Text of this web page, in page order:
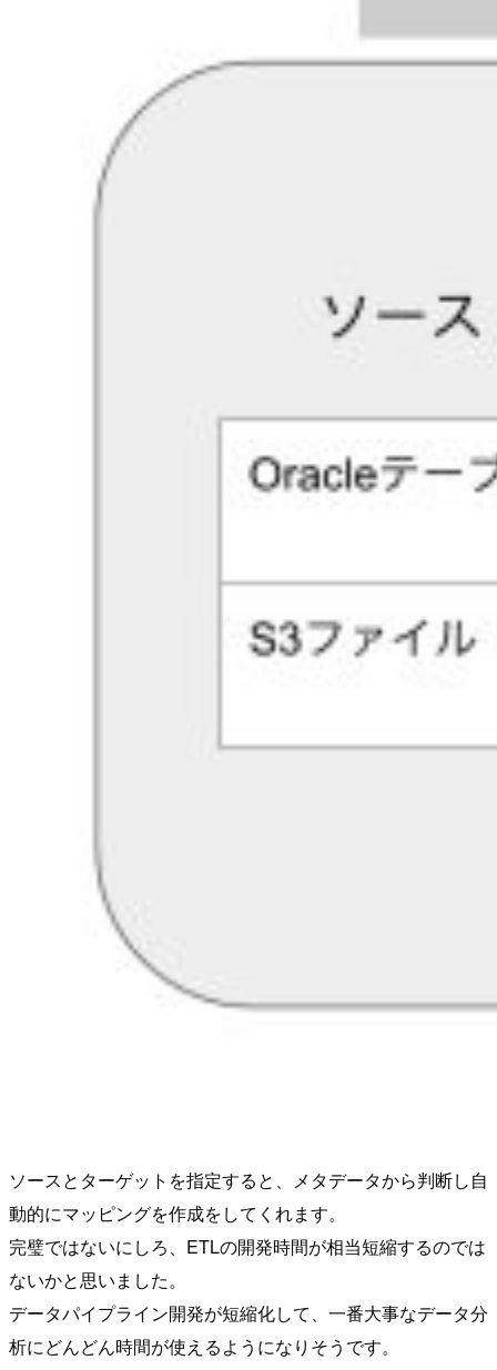
ソースとターゲットを指定すると、メタデータから判断し自
動的にマッピングを作成をしてくれます。
完璧ではないにしろ、ETLの開発時間が相当短縮するのでは
ないかと思いました。
データパイプライン開発が短縮化して、一番大事なデータ分
析にどんどん時間が使えるようになりそうです。